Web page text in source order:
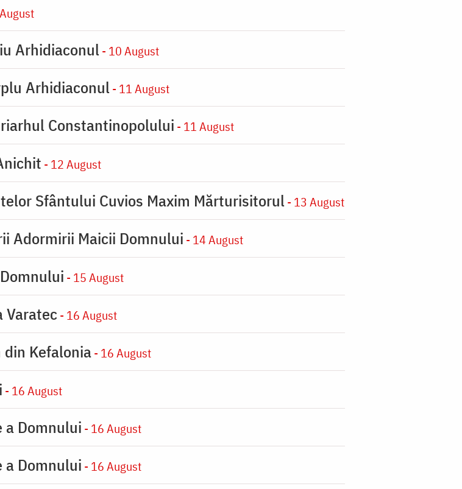
Arhidiaconul - 10 August
Arhidiaconul - 11 August
Constantinopolului - 11 August
- 12 August
Sfântului Cuvios Maxim Mărturisitorul - 13 August
Adormirii Maicii Domnului - 14 August
- 15 August
Varatec - 16 August
din Kefalonia- 16 August
- 16 August
a Domnului - 16 August
a Domnului - 16 August